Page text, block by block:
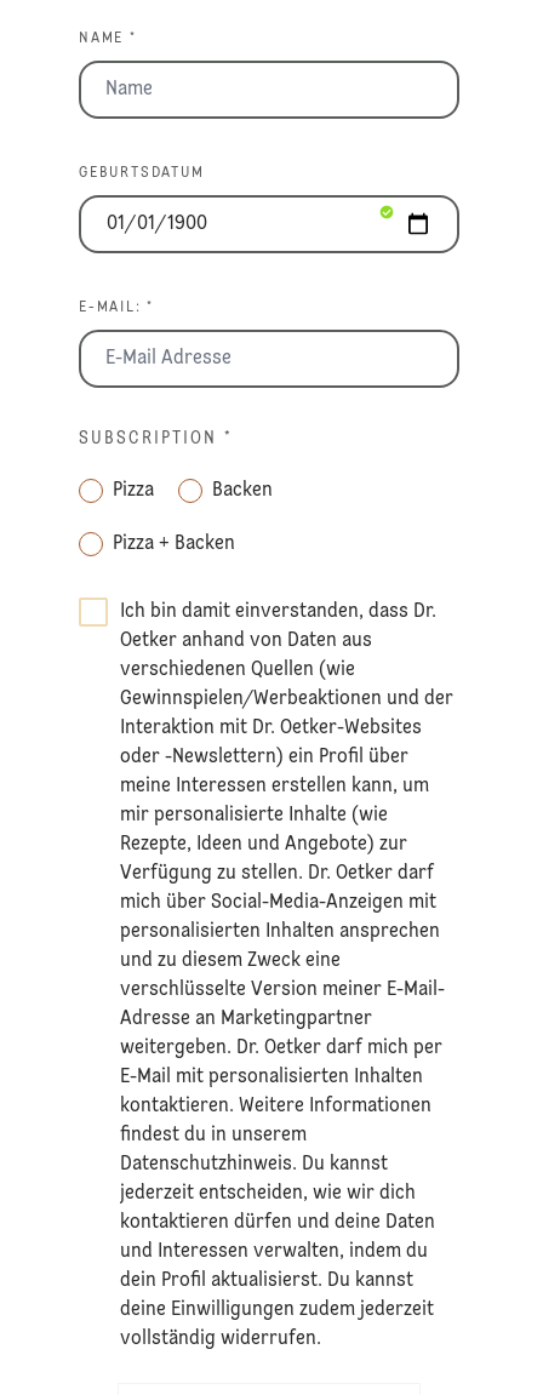
NAME *
GEBURTSDATUM
E-MAIL: *
SUBSCRIPTION *
Pizza Backen
Pizza + Backen
Ich bin damit einverstanden, dass Dr.
Oetker anhand von Daten aus
verschiedenen Quellen (wie
Gewinnspielen/Werbeaktionen und der
Interaktion mit Dr. Oetker-Websites
oder -Newslettern) ein Profil über
meine Interessen erstellen kann, um
mir personalisierte Inhalte (wie
Rezepte, Ideen und Angebote) zur
Verfügung zu stellen. Dr. Oetker darf
mich über Social-Media-Anzeigen mit
personalisierten Inhalten ansprechen
und zu diesem Zweck eine
verschlüsselte Version meiner E-Mail-
Adresse an Marketingpartner
weitergeben. Dr. Oetker darf mich per
E-Mail mit personalisierten Inhalten
kontaktieren. Weitere Informationen
findest du in unserem
Datenschutzhinweis. Du kannst
jederzeit entscheiden, wie wir dich
kontaktieren dürfen und deine Daten
und Interessen verwalten, indem du
dein Profil aktualisierst. Du kannst
deine Einwilligungen zudem jederzeit
vollständig widerrufen.